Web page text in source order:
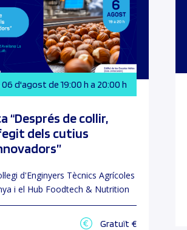
d'agost de 19:00 h a 20:00 h
“Després de collir,
dels cutius
d'Enginyers Tècnics Agrícoles
i el Hub Foodtech & Nutrition
Gratuït €